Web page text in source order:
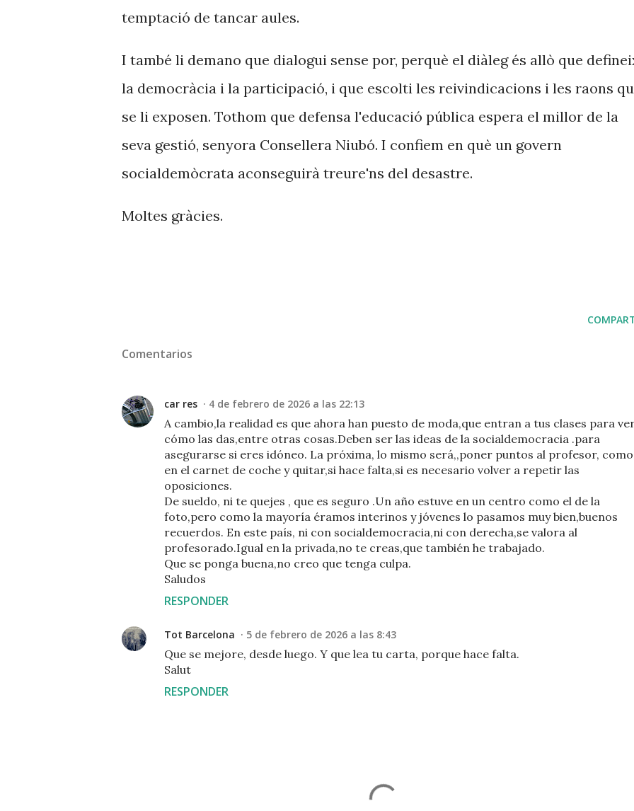
temptació de tancar aules.
I també li demano que dialogui sense por, perquè el diàleg és allò que
la democràcia i la participació, i que escolti les reivindicacions i les raons
se li exposen. Tothom que defensa l'educació pública espera el millor de la
seva gestió, senyora Consellera Niubó. I confiem en què un govern
socialdemòcrata aconseguirà treure'ns del desastre.
Moltes gràcies.
Comentarios
car res 4 de febrero de 2026 a las 22:13
A cambio,la realidad es que ahora han puesto de moda,que entran a tus clases para
cómo las das,entre otras cosas.Deben ser las ideas de la socialdemocracia .para
asegurarse si eres idóneo. La próxima, lo mismo será,,poner puntos al profesor, como
en el carnet de coche y quitar,si hace falta,si es necesario volver a repetir las
oposiciones.
De sueldo, ni te quejes , que es seguro .Un año estuve en un centro como el de la
foto,pero como la mayoría éramos interinos y jóvenes lo pasamos muy bien,buenos
recuerdos. En este país, ni con socialdemocracia,ni con derecha,se valora al
profesorado.Igual en la privada,no te creas,que también he trabajado.
Que se ponga buena,no creo que tenga culpa.
Saludos
RESPONDER
Tot Barcelona 5 de febrero de 2026 a las 8:43
Que se mejore, desde luego. Y que lea tu carta, porque hace falta.
Salut
RESPONDER